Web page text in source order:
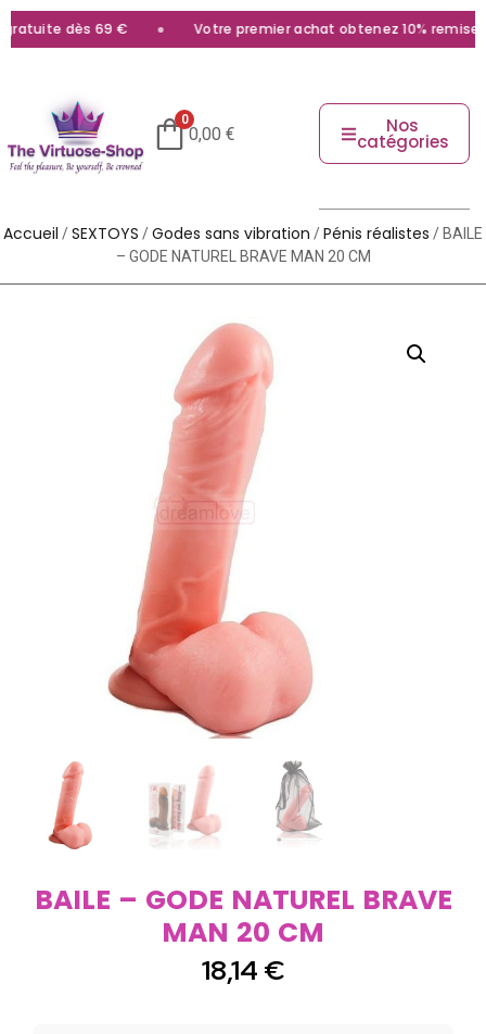
dès 69 € Votre premier achat obtenez 10% remise
0
0,00 € Nos
catégories
Accueil /SEXTOYS /Godes sans vibration /Pénis réalistes / BAILE
– GODE NATUREL BRAVE MAN 20 CM
BAILE – GODE NATUREL BRAVE
MAN 20 CM
18,14 €